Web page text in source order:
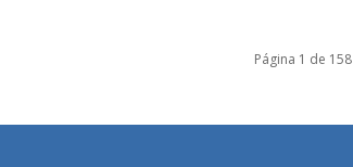
Página 1 de 158